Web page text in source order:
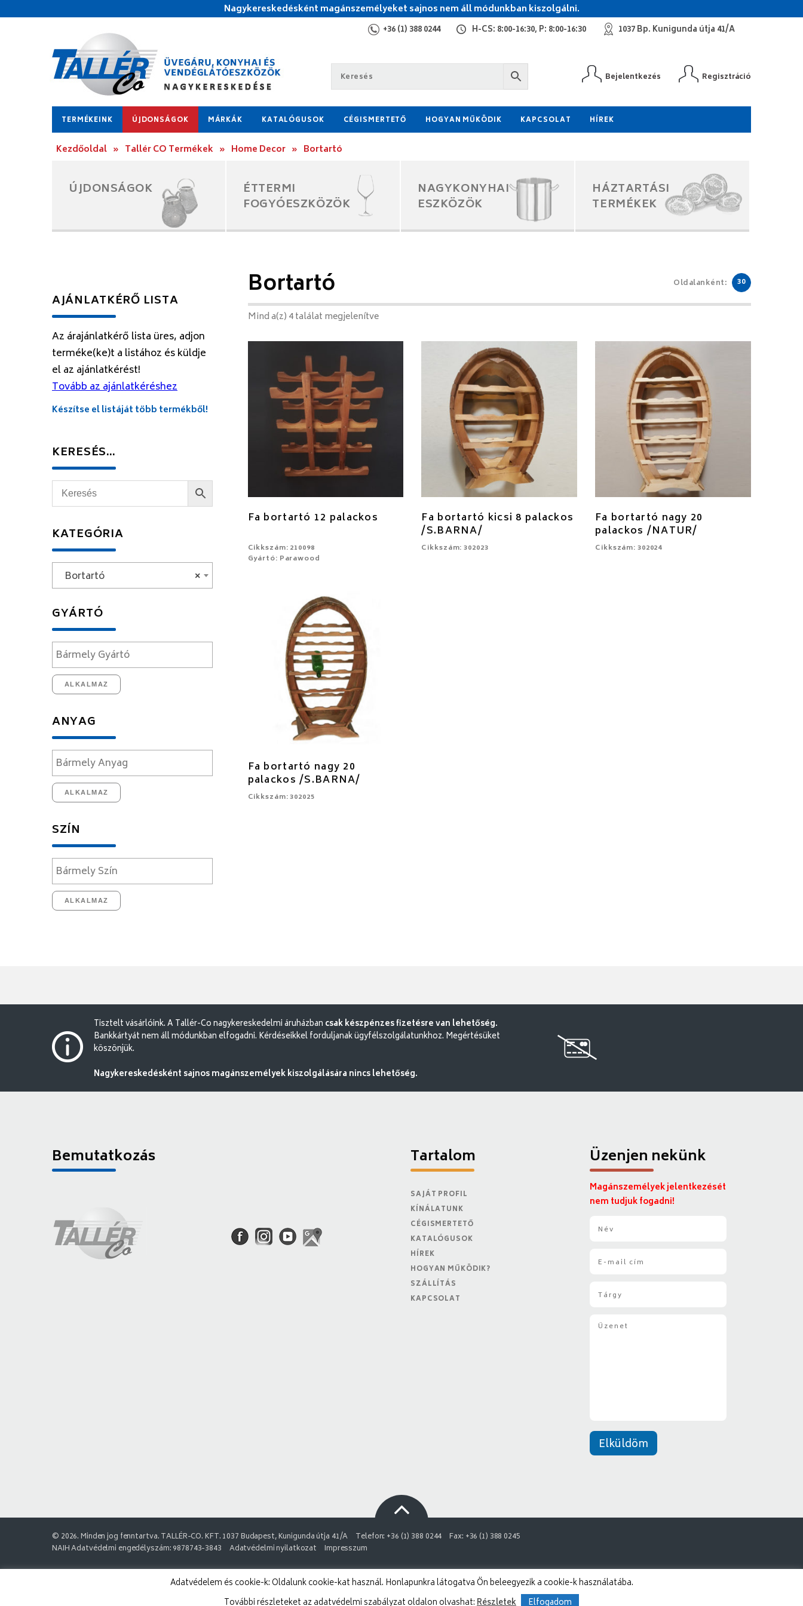
Nagykereskedésként magánszemélyeket sajnos nem áll módunkban kiszolgálni.
+36 (1) 388 0244 H-CS: 8:00-16:30, P: 8:00-16:30 1037 Bp. Kunigunda útja 41/A
Bejelentkezés Regisztráció
TERMÉKEINK ÚJDONSÁGOK MÁRKÁK KATALÓGUSOK CÉGISMERTETŐ HOGYAN MŰKÖDIK KAPCSOLAT HÍREK
Kezdőoldal » Tallér CO Termékek » Home Decor » Bortartó
ÚJDONSÁGOK
ÉTTERMI
FOGYÓESZKÖZÖK
NAGYKONYHAI
ESZKÖZÖK
HÁZTARTÁSI
TERMÉKEK
AJÁNLATKÉRŐ LISTA
Az árajánlatkérő lista üres, adjon
terméke(ke)t a listához és küldje
el az ajánlatkérést!
Tovább az ajánlatkéréshez
Készítse el listáját több termékből!
KERESÉS…
KATEGÓRIA
×
Bortartó
GYÁRTÓ
ALKALMAZ
ANYAG
ALKALMAZ
SZÍN
ALKALMAZ
Bortartó Oldalanként: 30
Mind a(z) 4 találat megjelenítve
Fa bortartó 12 palackos
Cikkszám: 210098
Gyártó: Parawood
Fa bortartó kicsi 8 palackos
/S.BARNA/
Cikkszám: 302023
Fa bortartó nagy 20
palackos /NATUR/
Cikkszám: 302024
Fa bortartó nagy 20
palackos /S.BARNA/
Cikkszám: 302025
Tisztelt vásárlóink. A Tallér-Co nagykereskedelmi áruházban csak készpénzes fizetésre van lehetőség.
Bankkártyát nem áll módunkban elfogadni. Kérdéseikkel forduljanak ügyfélszolgálatunkhoz. Megértésüket
köszönjük.
Nagykereskedésként sajnos magánszemélyek kiszolgálására nincs lehetőség.
Bemutatkozás Tartalom
SAJÁT PROFIL
KÍNÁLATUNK
CÉGISMERTETŐ
KATALÓGUSOK
HÍREK
HOGYAN MŰKÖDIK?
SZÁLLÍTÁS
KAPCSOLAT
Üzenjen nekünk
Magánszemélyek jelentkezését
nem tudjuk fogadni!
Elküldöm
© 2026. Minden jog fenntartva. TALLÉR-CO. KFT. 1037 Budapest, Kunigunda útja 41/A Telefon: +36 (1) 388 0244
Fax: +36 (1) 388 0245
NAIH Adatvédelmi engedélyszám: 9878743-3843
Adatvédelmi nyilatkozat Impresszum
Adatvédelem és cookie-k: Oldalunk cookie-kat használ. Honlapunkra látogatva Ön beleegyezik a cookie-k használatába.
További részleteket az adatvédelmi szabályzat oldalon olvashat:Részletek